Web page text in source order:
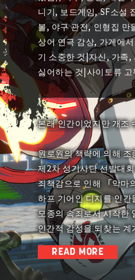
니기, 보드게임, SF소설
볼, 야구 관전, 인형집
상어 연극 감상, 가게에
기 소중한 것|자신, 가족
싫어하는 것|사이토류 고
본래 인간이었지만 개조
원로원의 책략에 의해
제2차 성기사단 선발대
죄책감으로 인해 「악마
하프 기어인 디지를 인
모종의 속죄로서 시작한
인간적 감성을 되찾는 계
현재는 과거 디지를 보호
READ MORE